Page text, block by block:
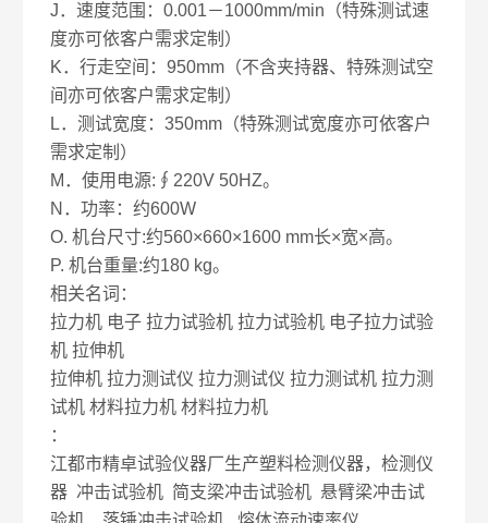
J．速度范围：0.001－1000mm/min（特殊测试速
度亦可依客户需求定制）
K．行走空间：950mm（不含夹持器、特殊测试空
间亦可依客户需求定制）
L．测试宽度：350mm（特殊测试宽度亦可依客户
需求定制）
M．使用电源:∮220V 50HZ。
N．功率：约600W
O. 机台尺寸:约560×660×1600 mm长×宽×高。
P. 机台重量:约180 kg。
相关名词：
拉力机 电子 拉力试验机 拉力试验机 电子拉力试验
机 拉伸机
拉伸机 拉力测试仪 拉力测试仪 拉力测试机 拉力测
试机 材料拉力机 材料拉力机
：
江都市精卓试验仪器厂生产塑料检测仪器，检测仪
器 冲击试验机 简支梁冲击试验机 悬臂梁冲击试